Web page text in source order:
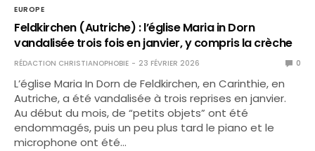
EUROPE
Feldkirchen (Autriche) : l’église Maria in Dorn
vandalisée trois fois en janvier, y compris la crèche
RÉDACTION CHRISTIANOPHOBIE 23 FÉVRIER 2026 0
L’église Maria In Dorn de Feldkirchen, en Carinthie, en
Autriche, a été vandalisée à trois reprises en janvier.
Au début du mois, de “petits objets” ont été
endommagés, puis un peu plus tard le piano et le
microphone ont été…